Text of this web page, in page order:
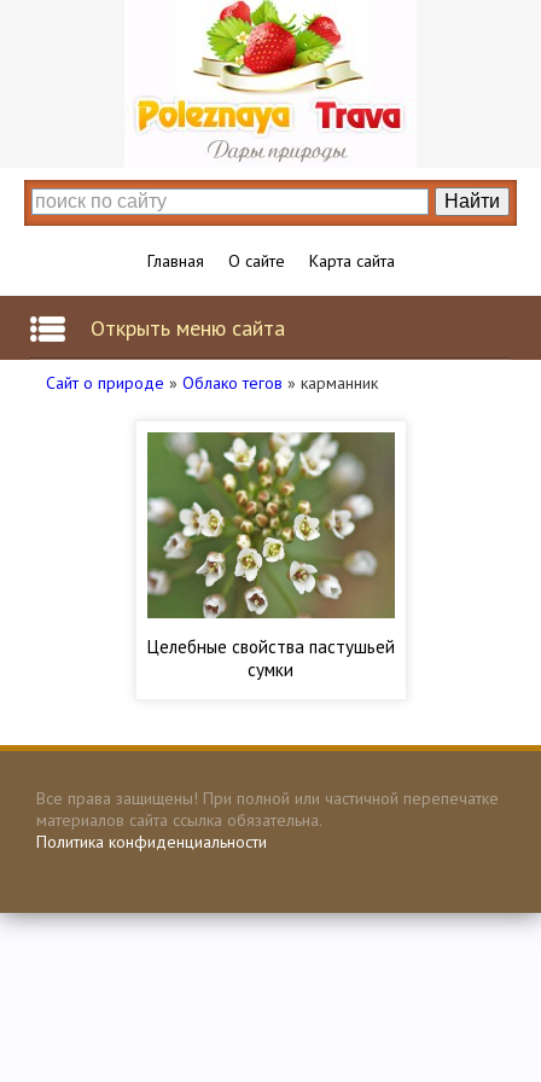
Главная О сайте Карта сайта
Открыть меню сайта
Сайт о природе » Облако тегов » карманник
Целебные свойства пастушьей
сумки
Все права защищены! При полной или частичной перепечатке
материалов сайта ссылка обязательна.
Политика конфиденциальности